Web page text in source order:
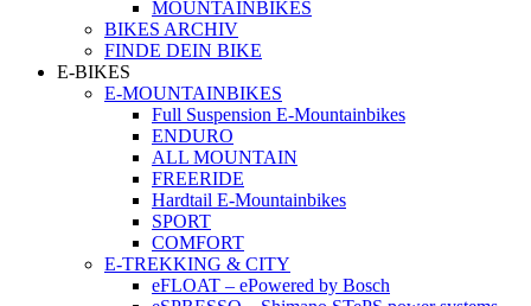
MOUNTAINBIKES
BIKES ARCHIV
FINDE DEIN BIKE
E-BIKES
E-MOUNTAINBIKES
Full Suspension E-Mountainbikes
ENDURO
ALL MOUNTAIN
FREERIDE
Hardtail E-Mountainbikes
SPORT
COMFORT
E-TREKKING & CITY
eFLOAT – ePowered by Bosch